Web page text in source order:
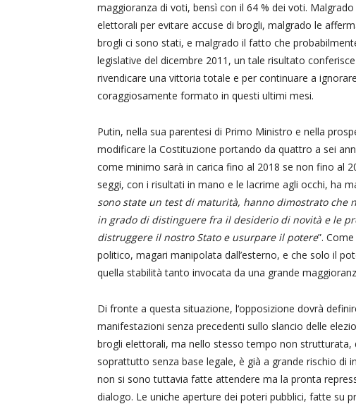
maggioranza di voti, bensì con il 64 % dei voti.
elettorali per evitare accuse di brogli, malgrado le
brogli ci sono stati, e malgrado il fatto che
legislative del dicembre 2011, un tale risultato
rivendicare una vittoria totale e per continuare a
coraggiosamente formato in questi ultimi mesi.
Putin, nella sua parentesi di Primo Ministro e nella
modificare la Costituzione portando da quattro a sei
come minimo sarà in carica fino al 2018 se non fino al
seggi, con i risultati in mano e le lacrime agli occhi, ha
sono state un test di maturità, hanno dimostrato che
in grado di distinguere fra il desiderio di novità e le
distruggere il nostro Stato e usurpare il potere”.
politico, magari manipolata dall’esterno, e che solo il
quella stabilità tanto invocata da una grande
Di fronte a questa situazione, l‘opposizione dovrà
manifestazioni senza precedenti sullo slancio delle
brogli elettorali, ma nello stesso tempo non strutturata,
soprattutto senza base legale, è già a grande rischio di
non si sono tuttavia fatte attendere ma la pronta
dialogo. Le uniche aperture dei poteri pubblici, fatte su